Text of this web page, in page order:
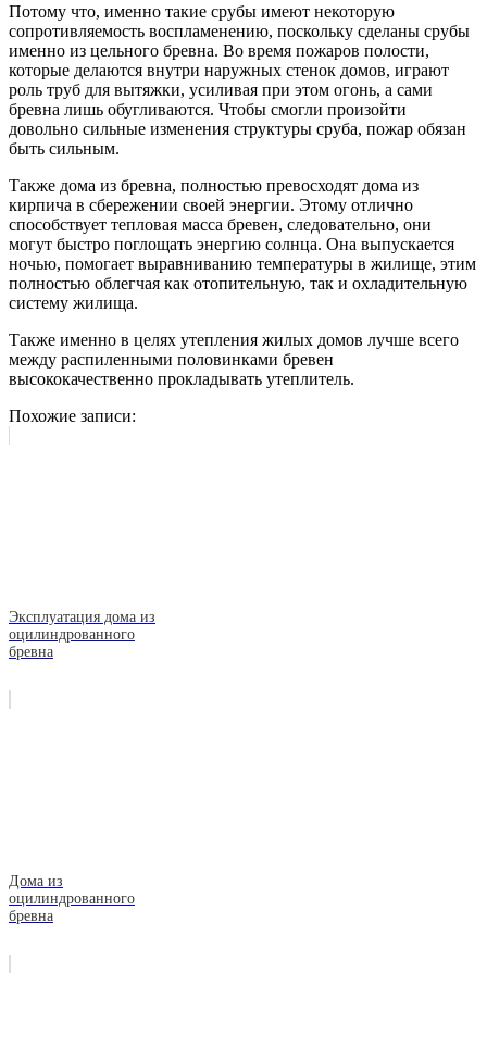
Потому что, именно такие срубы имеют некоторую
сопротивляемость воспламенению, поскольку сделаны срубы
именно из цельного бревна. Во время пожаров полости,
которые делаются внутри наружных стенок домов, играют
роль труб для вытяжки, усиливая при этом огонь, а сами
бревна лишь обугливаются. Чтобы смогли произойти
довольно сильные изменения структуры сруба, пожар обязан
быть сильным.
Также дома из бревна, полностью превосходят дома из
кирпича в сбережении своей энергии. Этому отлично
способствует тепловая масса бревен, следовательно, они
могут быстро поглощать энергию солнца. Она выпускается
ночью, помогает выравниванию температуры в жилище, этим
полностью облегчая как отопительную, так и охладительную
систему жилища.
Также именно в целях утепления жилых домов лучше всего
между распиленными половинками бревен
высококачественно прокладывать утеплитель.
Похожие записи:
Эксплуатация дома из
оцилиндрованного
бревна
Дома из
оцилиндрованного
бревна